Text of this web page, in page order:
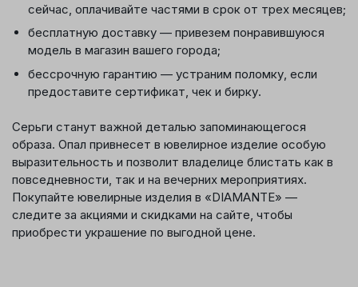
сейчас, оплачивайте частями в срок от трех месяцев;
бесплатную доставку — привезем понравившуюся
модель в магазин вашего города;
бессрочную гарантию — устраним поломку, если
предоставите сертификат, чек и бирку.
Серьги станут важной деталью запоминающегося
образа. Опал привнесет в ювелирное изделие особую
выразительность и позволит владелице блистать как в
повседневности, так и на вечерних мероприятиях.
Покупайте ювелирные изделия в «DIAMANTE» —
следите за акциями и скидками на сайте, чтобы
приобрести украшение по выгодной цене.